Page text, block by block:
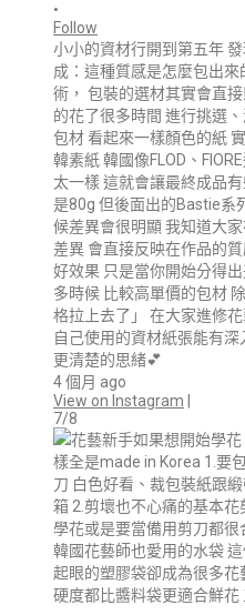
•
Follow
小小的資材行開到第五年
成：這種質感是怎麼包出
術， 包裝的選材其實會直
的花了很多時間 進行挑選
包材 看起來一樣顏色的紙
韓素紙 韓國像FLOD、
太一樣 這就會讓最終成品
是80g 但後面出的Bastie系
候差異會很明顯 我知道大
差異 會直接反映在作品的
好效果 只是當你開始分得
多時候 比較高單價的包材
格拉上去了」 在大家進修
自己使用的資材紙張能有
更清楚的思緒💕
4 個月 ago
View on Instagram
7/8